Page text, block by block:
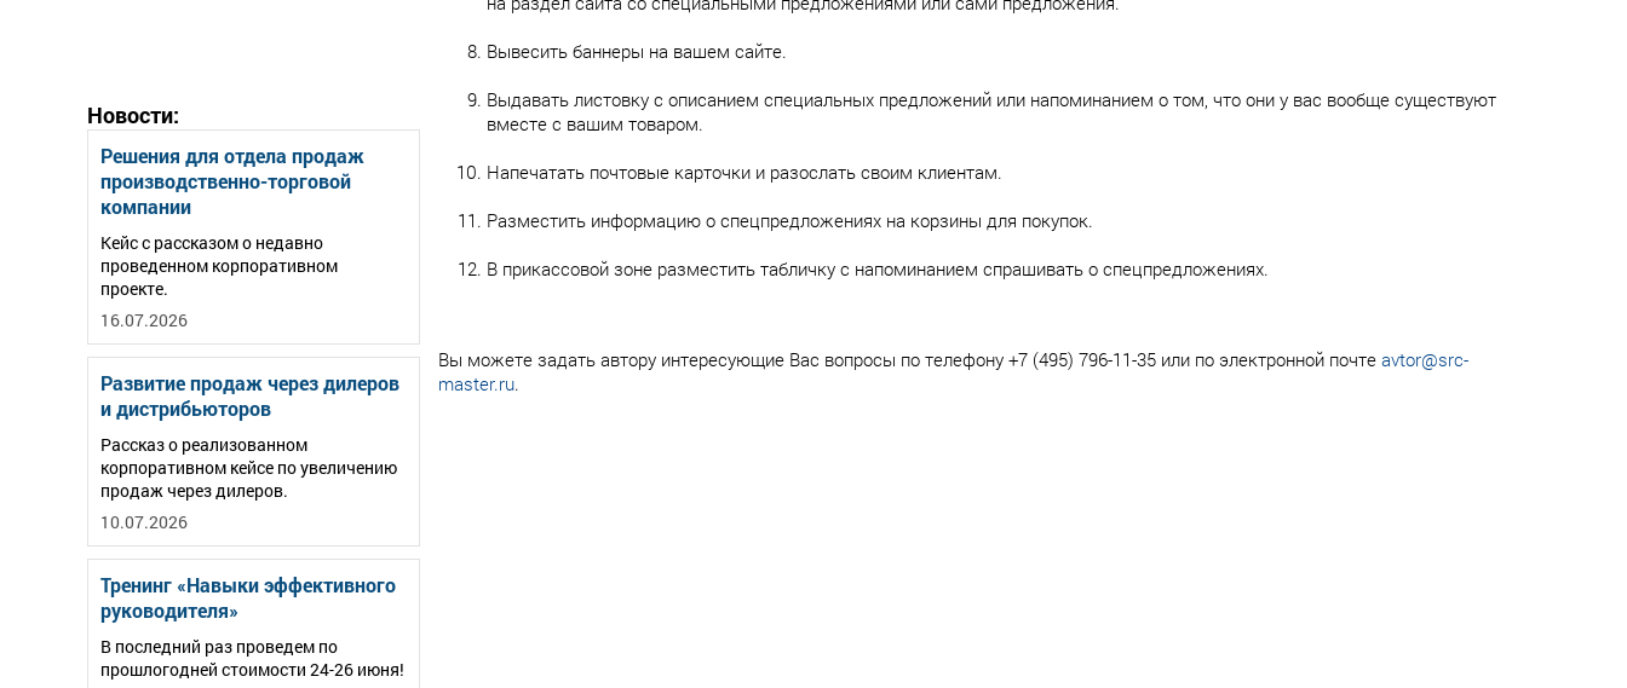
Новости:
Решения для отдела продаж
производственно-торговой
компании
Кейс с рассказом о недавно
проведенном корпоративном
проекте.
16.07.2026
Развитие продаж через дилеров
и дистрибьюторов
Рассказ о реализованном
корпоративном кейсе по увеличению
продаж через дилеров.
10.07.2026
Тренинг «Навыки эффективного
руководителя»
В последний раз проведем по
прошлогодней стоимости 24-26 июня!
Вывесить баннеры на вашем сайте.
Выдавать листовку с описанием специальных предложений или напоминанием о том, что они у вас вообще существуют
вместе с вашим товаром.
Напечатать почтовые карточки и разослать своим клиентам.
Разместить информацию о спецпредложениях на корзины для покупок.
В прикассовой зоне разместить табличку с напоминанием спрашивать о спецпредложениях.
Вы можете задать автору интересующие Вас вопросы по телефону +7 (495) 796-11-35 или по электронной почте avtor@src-
master.ru.